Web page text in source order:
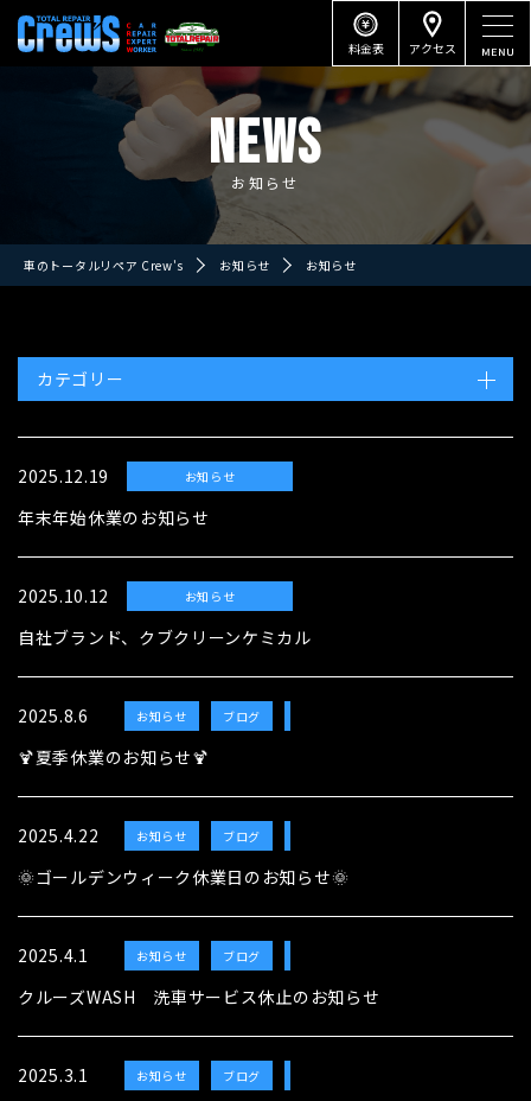
料金表 アクセス
NEWS
お知らせ
車のトータルリペア Crew's お知らせ お知らせ
カテゴリー
2025.12.19 お知らせ
年末年始休業のお知らせ
2025.10.12 お知らせ
自社ブランド、クブクリーンケミカル
2025.8.6 お知らせ ブログ
🍹夏季休業のお知らせ🍹
2025.4.22 お知らせ ブログ
🌞ゴールデンウィーク休業日のお知らせ🌞
2025.4.1 お知らせ ブログ
クルーズWASH 洗車サービス休止のお知らせ
2025.3.1 お知らせ ブログ